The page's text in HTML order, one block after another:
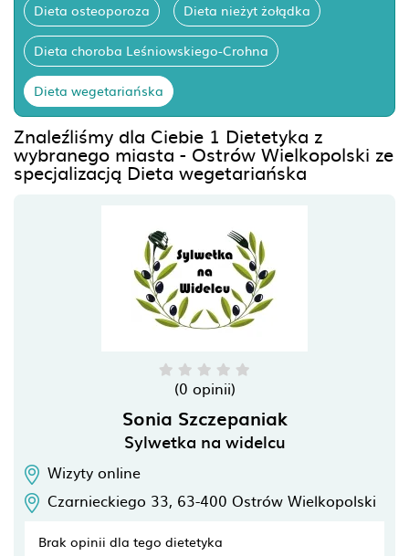
Dieta osteoporoza Dieta nieżyt żołądka
Dieta choroba Leśniowskiego-Crohna
Dieta wegetariańska
Znaleźliśmy dla Ciebie 1 Dietetyka z
wybranego miasta - Ostrów Wielkopolski ze
specjalizacją Dieta wegetariańska
(0 opinii)
Sonia Szczepaniak
Sylwetka na widelcu
Wizyty online
Czarnieckiego 33, 63-400 Ostrów Wielkopolski
Brak opinii dla tego dietetyka